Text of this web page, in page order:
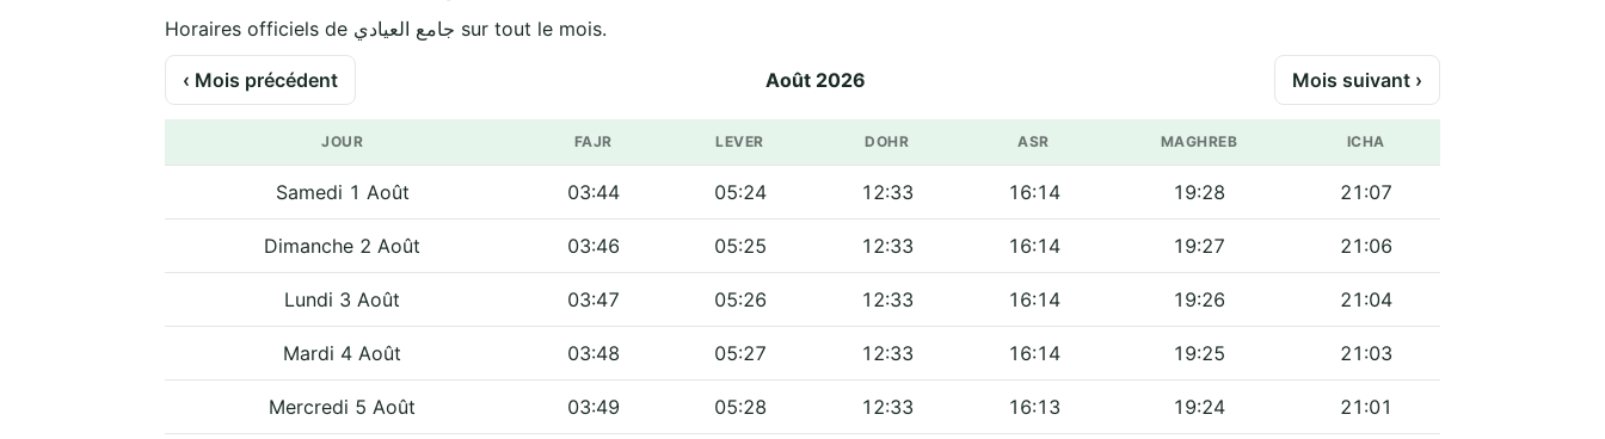
Horaires officiels de جامع العيادي sur tout le mois.
‹ Mois précédent Août 2026 Mois suivant ›
JOUR FAJR LEVER DOHR ASR MAGHREB ICHA
Samedi 1 Août 03:44 05:24 12:33 16:14 19:28 21:07
Dimanche 2 Août 03:46 05:25 12:33 16:14 19:27 21:06
Lundi 3 Août 03:47 05:26 12:33 16:14 19:26 21:04
Mardi 4 Août 03:48 05:27 12:33 16:14 19:25 21:03
Mercredi 5 Août 03:49 05:28 12:33 16:13 19:24 21:01